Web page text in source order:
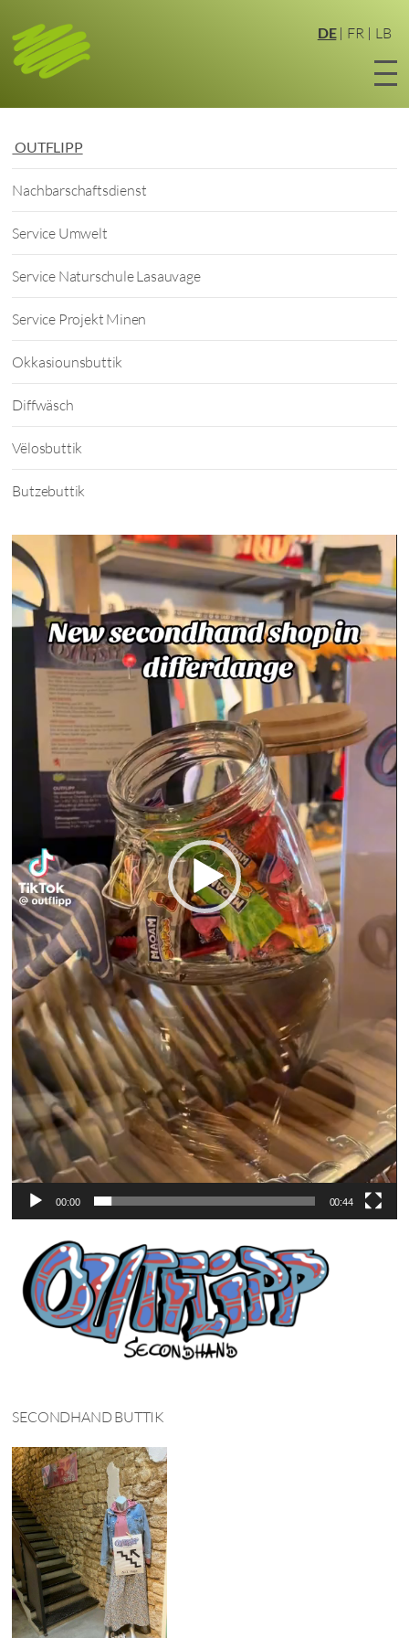
DE FR LB
OUTFLIPP
Nachbarschaftsdienst
Service Umwelt
Service Naturschule Lasauvage
Service Projekt Minen
Okkasiounsbuttik
Diffwäsch
Vëlosbuttik
Butzebuttik
Video-
Player
00:00 00:44
SECONDHAND BUTTIK